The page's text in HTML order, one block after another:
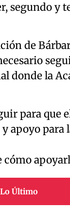
segundo y
de
donde la
para que
apoyo para
cómo
Lo Último